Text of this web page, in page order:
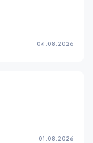
04.08.2026
01.08.2026